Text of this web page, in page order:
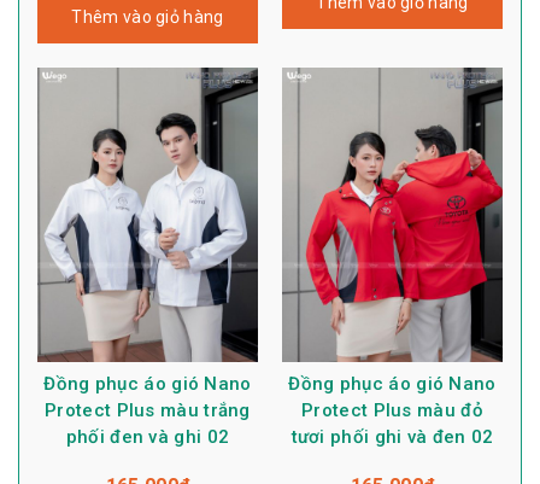
Thêm vào giỏ hàng
Đồng phục áo gió Nano
Protect Plus màu trắng
phối đen và ghi 02
Đồng phục áo gió Nano
Protect Plus màu đỏ
tươi phối ghi và đen 02